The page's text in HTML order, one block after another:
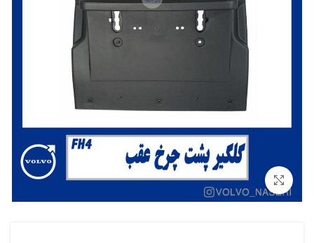
بزرگنمایی تصویر